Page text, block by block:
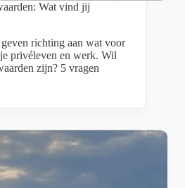
Wat vind jij
richting aan wat voor
privéleven en werk. Wil
zijn? 5 vragen